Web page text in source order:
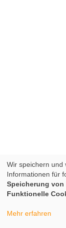
Wir speichern und
Informationen für
Speicherung
Funktionelle
Mehr erfahren